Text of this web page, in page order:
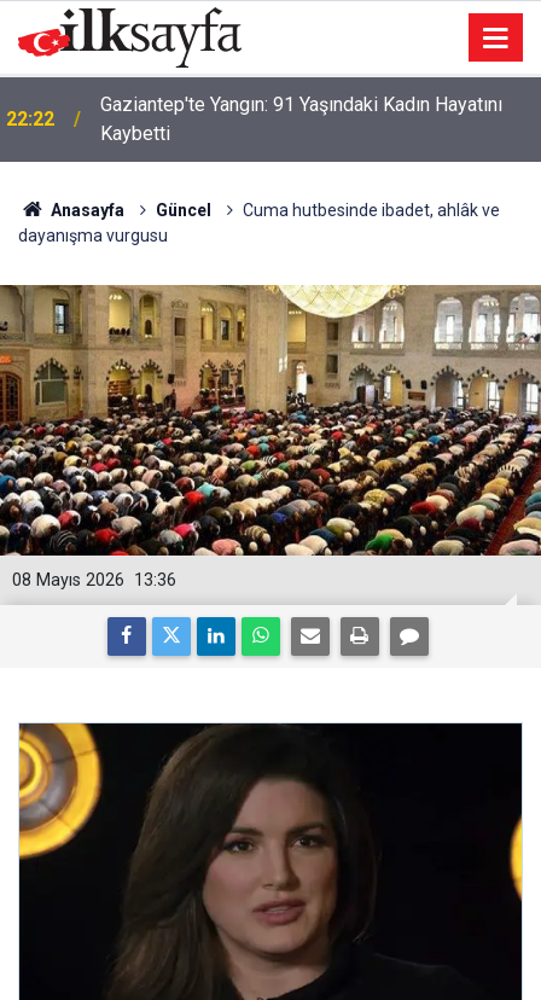
22:22
Gaziantep'te Yangın: 91 Yaşındaki Kadın Hayatını
Kaybetti
Anasayfa Güncel
Cuma hutbesinde ibadet, ahlâk ve
dayanışma vurgusu
13:36
08 Mayıs 2026